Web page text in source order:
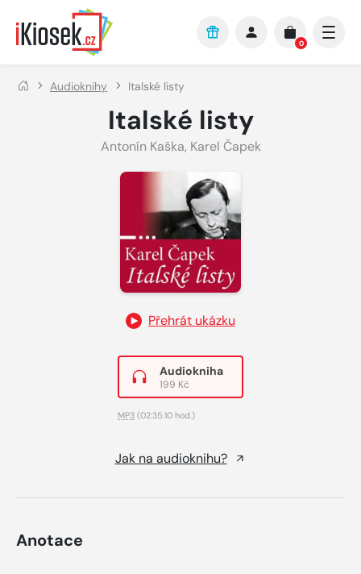
Přejít na hlavní obsah
0
Audioknihy Italské listy
Italské listy
Antonín Kaška, Karel Čapek
Přehrát ukázku
Audiokniha
199 Kč
MP3 (02:35:10 hod.)
Jak na audioknihu?
Anotace